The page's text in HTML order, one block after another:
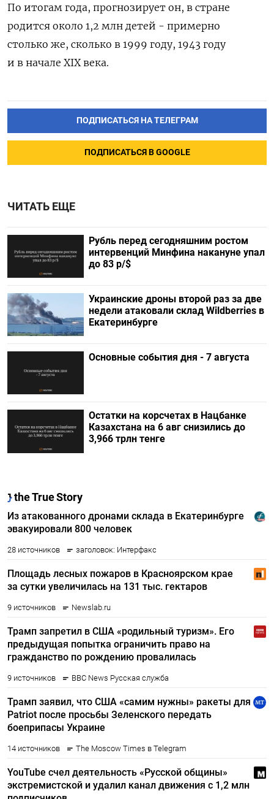
По итогам года, прогнозирует он, в стране
родится около 1,2 млн детей - примерно
столько же, сколько в 1999 году, 1943 году
и в начале XIX века.
ПОДПИСАТЬСЯ НА ТЕЛЕГРАМ
ПОДПИСАТЬСЯ В GOOGLE
ЧИТАТЬ ЕЩЕ
Рубль перед сегодняшним ростом
интервенций Минфина накануне упал
до 83 р/$
Украинские дроны второй раз за две
недели атаковали склад Wildberries в
Екатеринбурге
Основные события дня - 7 августа
Остатки на корсчетах в Нацбанке
Казахстана на 6 авг снизились до
3,966 трлн тенге